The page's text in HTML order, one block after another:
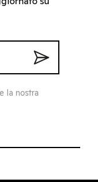
la nostra